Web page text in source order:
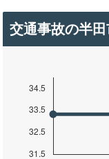
交通事故の半